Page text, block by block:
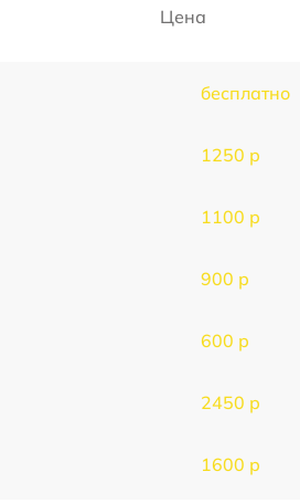
Цена
бесплатно
1250 р
1100 р
900 р
600 р
2450 р
1600 р